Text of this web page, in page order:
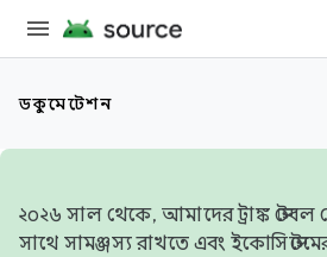
ডকুমেন্টেশন
২০২৬ সাল থেকে, আমাদের ট্রাঙ্ক
সাথে সামঞ্জস্য রাখতে এবং